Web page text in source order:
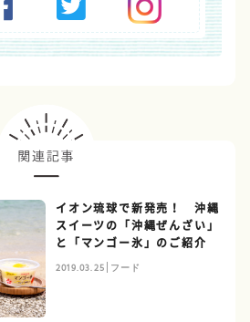
イオン琉球で新発売！ 沖縄
スイーツの「沖縄ぜんざい」
と「マンゴー氷」のご紹介
2019.03.25 フード